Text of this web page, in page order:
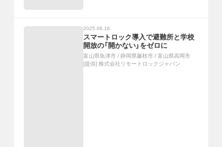
2025.06.16
スマートロック導入で避難所と学校
開放の「開かない」をゼロに
富山県魚津市 / 静岡県藤枝市 / 富山県高岡市
[提供] 株式会社リモートロックジャパン